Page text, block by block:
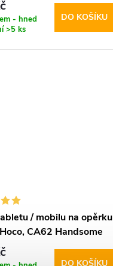
- hned
>5 ks
DO KOŠÍKU
/ mobilu na opěrku
CA62 Handsome
DO KOŠÍKU